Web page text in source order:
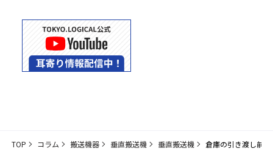
TOP コラム 搬送機器 垂直搬送機 垂直搬送機 倉庫の引き渡し前